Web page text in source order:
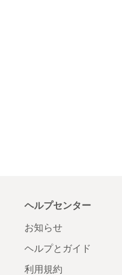
ヘルプセンター
お知らせ
ヘルプとガイド
利用規約